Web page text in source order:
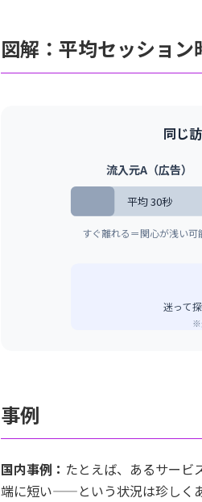
図解：平均セッショ
同じ
流入元A（広告）
平均 30秒
すぐ離れる＝関心が浅い可
迷って
※
事例
国内事例： たとえば、あるサービ
端に短い——という状況は珍しく